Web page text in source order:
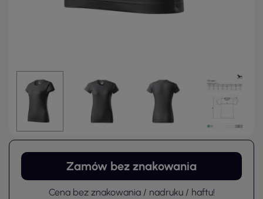
Zamów bez znakowania
Cena bez znakowania / nadruku / haftu!